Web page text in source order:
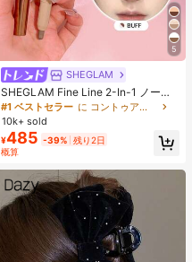
5
SHEGLAM
SHEGLAM Fine Line 2-In-1 ノーズ
コンター&ハイライトペン-Buff ノー
ズシャドウ シェーディング 女性と女
の子のためのブランドビューティー
コスメメイクアップ
#1 ベストセラー
に コントゥア＆ブロンザー
10k+ sold
¥485 -39% 残り2日
概算